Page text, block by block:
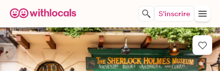
S'inscrire